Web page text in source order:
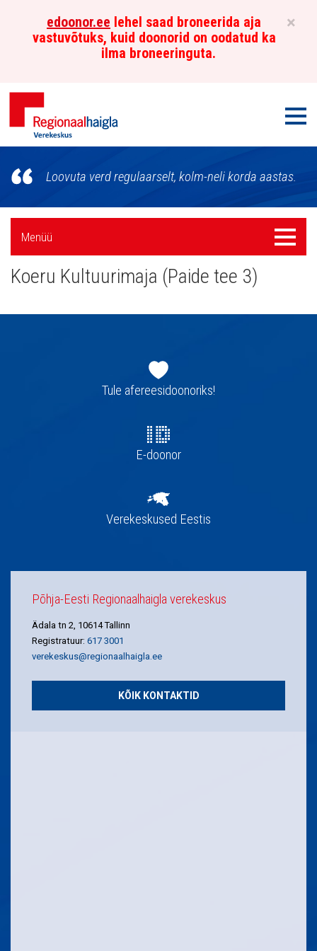
×
edoonor.ee lehel saad broneerida aja
vastuvõtuks, kuid doonorid on oodatud ka
ilma broneeringuta.
Põhja-
Eesti
Regionaalhaigla
Verekeskus
Loovuta verd regulaarselt, kolm-neli korda aastas.
Külgpaani
navigatsioon
Menüü
Menüü
Koeru Kultuurimaja (Paide tee 3)
navigatsioonTule afereesidoonoriks!
E-doonor
Verekeskused Eestis
Põhja-Eesti Regionaalhaigla verekeskus
Ädala tn 2, 10614 Tallinn
Registratuur: 617 3001
verekeskus@regionaalhaigla.ee
KÕIK KONTAKTID